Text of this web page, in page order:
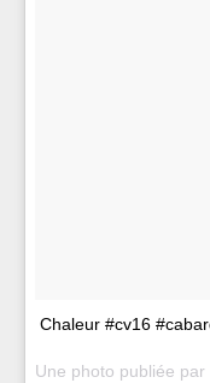
Chaleur #cv16
Une photo publiée